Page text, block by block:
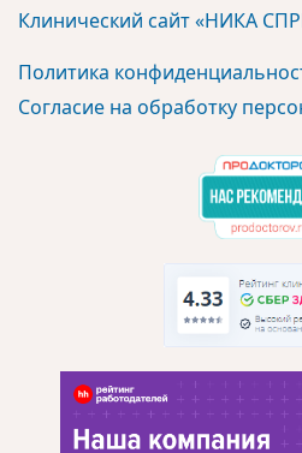
Клинический сайт «НИКА
Политика
Согласие на обработку